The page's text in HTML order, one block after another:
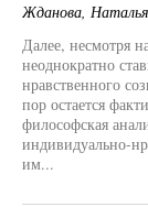
Жданова,
Далее, несмотря
неоднократно
нравственного
пор остается
философская
индивидуально-
им...